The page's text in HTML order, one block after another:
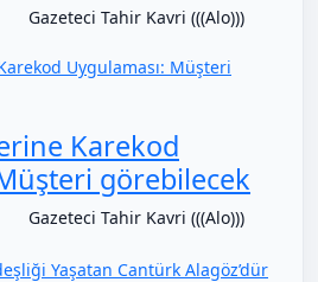
Gazeteci Tahir Kavri (((Alo)))
Karekod
görebilecek
Gazeteci Tahir Kavri (((Alo)))